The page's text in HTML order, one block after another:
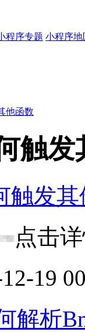
程序专题 小程序地
他函数
触发
触发
点击
19
解析